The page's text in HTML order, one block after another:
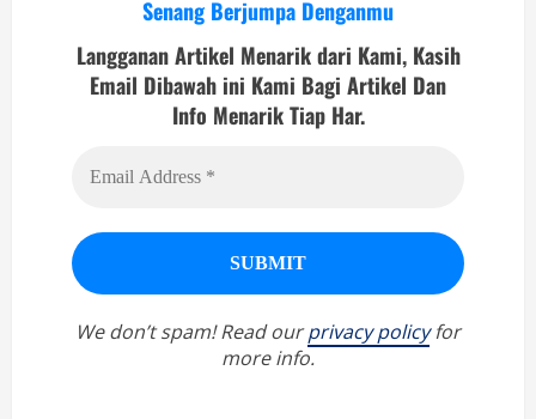
Senang Berjumpa Denganmu
Langganan Artikel Menarik dari Kami, Kasih
Email Dibawah ini Kami Bagi Artikel Dan
Info Menarik Tiap Har.
We don’t spam! Read ourprivacy policyfor
more info.